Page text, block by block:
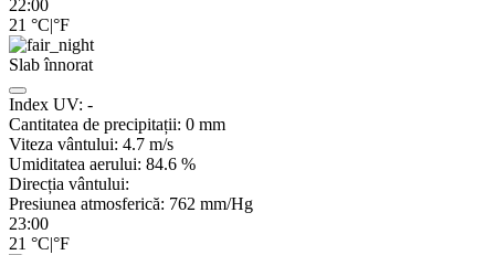
22:00
21 °C|°F
Slab înnorat
Index UV: -
Cantitatea de precipitații: 0 mm
Viteza vântului: 4.7 m/s
Umiditatea aerului: 84.6 %
Direcția vântului:
Presiunea atmosferică: 762 mm/Hg
23:00
21 °C|°F